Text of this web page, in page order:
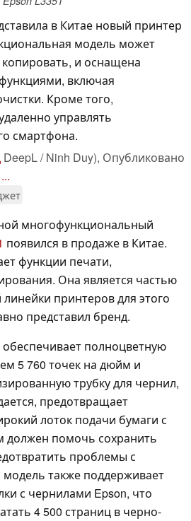
в Китае новый принтер
модель может
и оснащена
включая
Кроме того,
управлять
смартфона.
DeepL / Ninh Duy), Опубликовано
...
многофункциональный
появился в продаже в Китае.
функции печати,
Она является частью
принтеров для этого
представил бренд.
полноцветную
5 760 точек на дюйм и
трубку для чернил,
предотвращает
лоток подачи бумаги с
должен помочь сохранить
проблемы с
модель также поддерживает
с чернилами Epson, что
4 500 страниц в черно-